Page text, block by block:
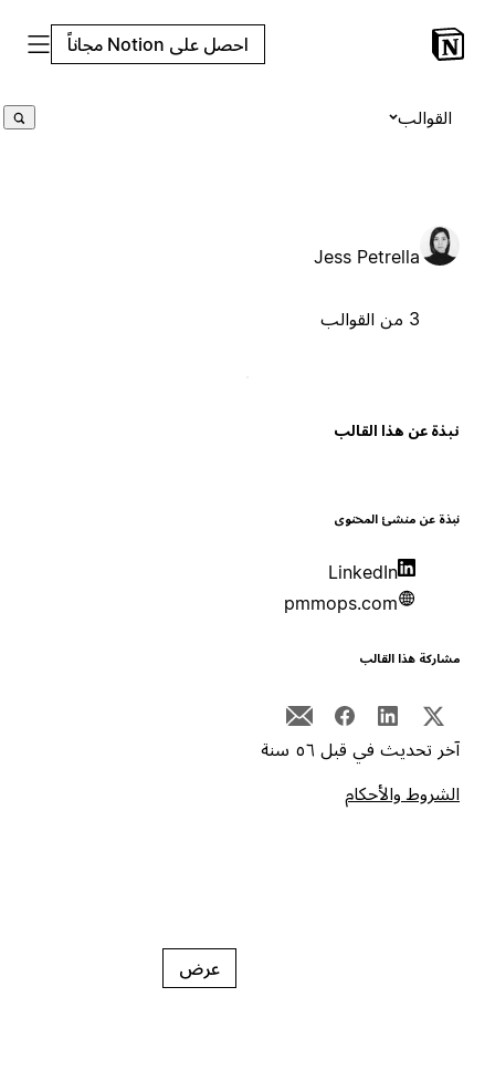
احصل على Notion مجاناً
القوالب
Jess Petrella
عن هذا القالب
عن منشئ المحتوى
LinkedIn
pmmops.com
هذا القالب
تحديث في قبل ٥٦ سنة
والأحكام
عرض